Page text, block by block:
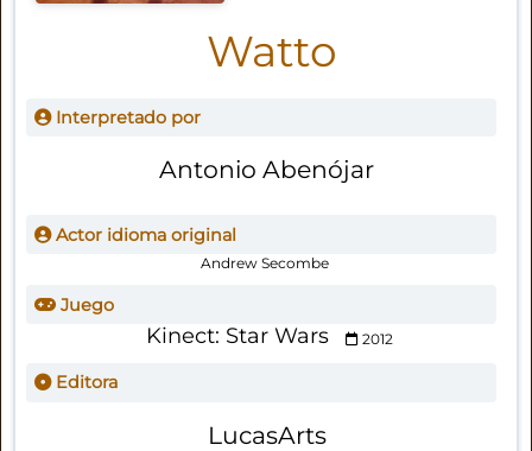
Watto
Interpretado por
Antonio Abenójar
Actor idioma original
Andrew Secombe
Juego
Kinect: Star Wars 2012
Editora
LucasArts